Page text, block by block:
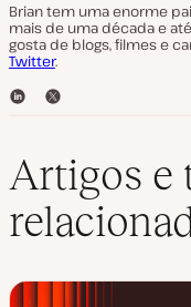
Brian tem uma enorme
mais de uma década e
gosta de blogs, filmes e
Twitter.
L
e
I
n
T
t
e
Artigos e